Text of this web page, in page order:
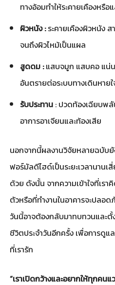
ทางอ้อมทำให้ระคายเคืองหรือ
ผิวหนัง :ระคายเคืองผิวหนัง
จนถึงผิวไหม้เป็นแผล
สูดดม :แสบจมูก แสบคอ แน่
อันตรายต่อระบบทางเดินหาย
รับประทาน : ปวดท้องเฉียบพ
อาการอาเจียนและท้องเสีย
นอกจากนี้ผลงานวิจัยหลายฉบับ
ฟอร์มัลดีไฮด์เป็นระยะเวลานานเ
ด้วย ดังนั้น จากความเข้าใจที่เร
ตัวหรือที่ทำงานในอาคารจะปลอ
วันนี้อาจต้องกลับมาทบทวนและ
ชีวิตประจำวันอีกครั้ง เพื่อการดูแ
ที่เรารัก
“เราเปิดกว้างและอยากให้ทุกคนแ